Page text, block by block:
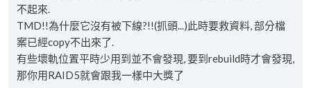
不起來.
TMD!!為什麼它沒有被下線?!!(抓頭...)此時要救資料, 部分檔
案已經copy不出來了.
有些壞軌位置平時少用到並不會發現, 要到rebuild時才會發現,
那你用RAID5就會跟我一樣中大獎了